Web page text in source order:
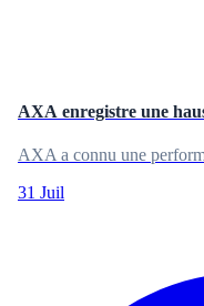
AXA enregistre une
AXA a connu une
31 Juil